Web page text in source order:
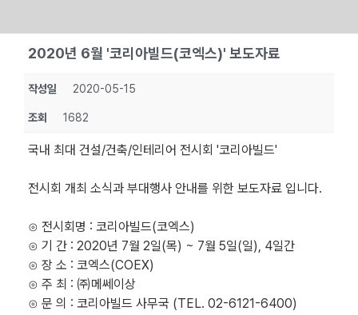
content
2020년 6월 '코리아빌드(코엑스)' 보도자료
작성일 2020-05-15
조회 1682
국내 최대 건설/건축/인테리어 전시회 '코리아빌드'
전시회 개최 소식과 부대행사 안내를 위한 보도자료 입니다.
⊙ 전시회명 : 코리아빌드(코엑스)
⊙ 기 간 : 2020년 7월 2일(목) ~ 7월 5일(일), 4일간
⊙ 장 소 : 코엑스(COEX)
⊙ 주 최 : ㈜메쎄이상
⊙ 문 의 : 코리아빌드 사무국 (TEL. 02-6121-6400)